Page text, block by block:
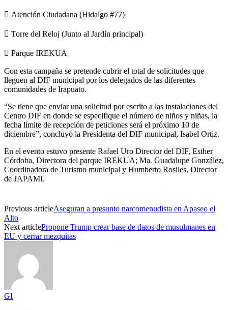
 Atención Ciudadana (Hidalgo #77)
 Torre del Reloj (Junto al Jardín principal)
 Parque IREKUA
Con esta campaña se pretende cubrir el total de solicitudes que
lleguen al DIF municipal por los delegados de las diferentes
comunidades de Irapuato.
“Se tiene que enviar una solicitud por escrito a las instalaciones del
Centro DIF en donde se especifique el número de niños y niñas, la
fecha límite de recepción de peticiones será el próximo 10 de
diciembre”, concluyó la Presidenta del DIF municipal, Isabel Ortiz.
En el evento estuvo presente Rafael Uro Director del DIF, Esther
Córdoba, Directora del parque IREKUA; Ma. Guadalupe González,
Coordinadora de Turismo municipal y Humberto Rosiles, Director
de JAPAMI.
Previous articleAseguran a presunto narcomenudista en Apaseo el
Alto
Next articlePropone Trump crear base de datos de musulmanes en
EU y cerrar mezquitas
GI